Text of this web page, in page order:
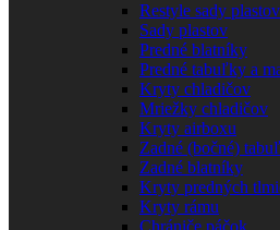
Restyle sady plastov
Sady plastov
Predné blatníky
Predné tabuľky a
Kryty chladičov
Mriežky chladičov
Kryty airboxu
Zadné (bočné)
Zadné blatníky
Kryty predných
Kryty rámu